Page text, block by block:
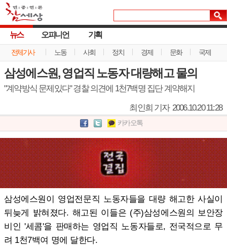
뉴스
전체기사 노동 사회 정치 경제 문화 국제
오피니언 기획
삼성에스원, 영업직 노동자 대량해고 물의
"계약방식 문제있다" 경찰 의견에 1천7백명 집단 계약해지
최인희 기자 2006.10.20 11:28
카카오톡
삼성에스원이 영업전문직 노동자들을 대량 해고한 사실이
뒤늦게 밝혀졌다. 해고된 이들은 (주)삼성에스원의 보안장
비인 '세콤'을 판매하는 영업직 노동자들로, 전국적으로 무
려 1천7백여 명에 달한다.